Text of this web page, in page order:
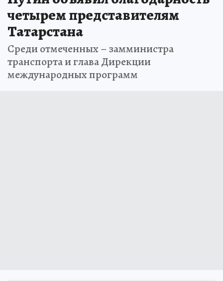
четырем представителям
Татарстана
Среди отмеченных – замминистра
транспорта и глава Дирекции
международных программ